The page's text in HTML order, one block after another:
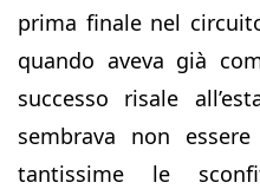
prima finale nel
quando aveva già
successo risale
sembrava non
tantissime le